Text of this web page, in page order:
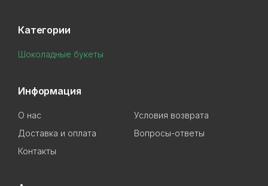
Категории
Шоколадные букеты
Информация
О нас
Условия возврата
Доставка и оплата
Вопросы-ответы
Контакты